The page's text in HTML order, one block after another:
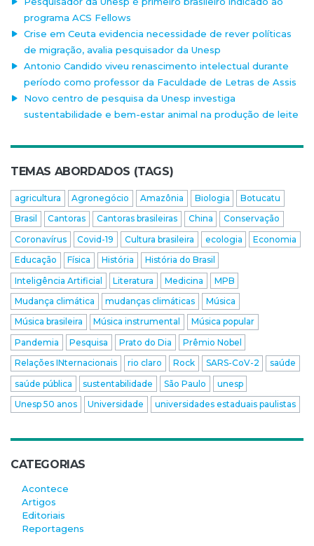
programa ACS Fellows
Crise em Ceuta evidencia necessidade de rever políticas
de migração, avalia pesquisador da Unesp
Antonio Candido viveu renascimento intelectual durante
período como professor da Faculdade de Letras de Assis
Novo centro de pesquisa da Unesp investiga
sustentabilidade e bem-estar animal na produção de leite
TEMAS ABORDADOS (TAGS)
agricultura Agronegócio Amazônia Biologia
Botucatu
Brasil
Cantoras Cantoras brasileiras China
Conservação
Coronavírus
Covid-19 Cultura brasileira ecologia
Economia
Educação
Física História
História do Brasil
Inteligência Artificial
Literatura Medicina
MPB
Mudança climática
mudanças climáticas
Música
Música brasileira
Música instrumental
Música popular
Pandemia
Pesquisa Prato do Dia
Prêmio Nobel
Relações INternacionais
rio claro Rock SARS-CoV-2
saúde
saúde pública
sustentabilidade São Paulo
unesp
Unesp 50 anos
Universidade universidades estaduais paulistas
CATEGORIAS
Acontece
Artigos
Editoriais
Reportagens